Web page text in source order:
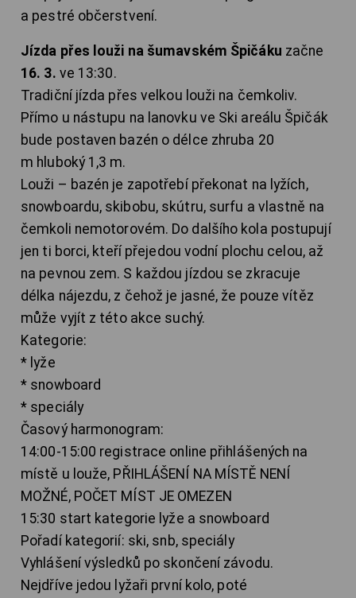
a pestré občerstvení.
Jízda přes louži na šumavském Špičáku začne
16. 3. ve 13:30.
Tradiční jízda přes velkou louži na čemkoliv.
Přímo u nástupu na lanovku ve Ski areálu Špičák
bude postaven bazén o délce zhruba 20
m hluboký 1,3 m.
Louži – bazén je zapotřebí překonat na lyžích,
snowboardu, skibobu, skútru, surfu a vlastně na
čemkoli nemotorovém. Do dalšího kola postupují
jen ti borci, kteří přejedou vodní plochu celou, až
na pevnou zem. S každou jízdou se zkracuje
délka nájezdu, z čehož je jasné, že pouze vítěz
může vyjít z této akce suchý.
Kategorie:
* lyže
* snowboard
* speciály
Časový harmonogram:
14:00-15:00 registrace online přihlášených na
místě u louže, PŘIHLÁŠENÍ NA MÍSTĚ NENÍ
MOŽNÉ, POČET MÍST JE OMEZEN
15:30 start kategorie lyže a snowboard
Pořadí kategorií: ski, snb, speciály
Vyhlášení výsledků po skončení závodu.
Nejdříve jedou lyžaři první kolo, poté